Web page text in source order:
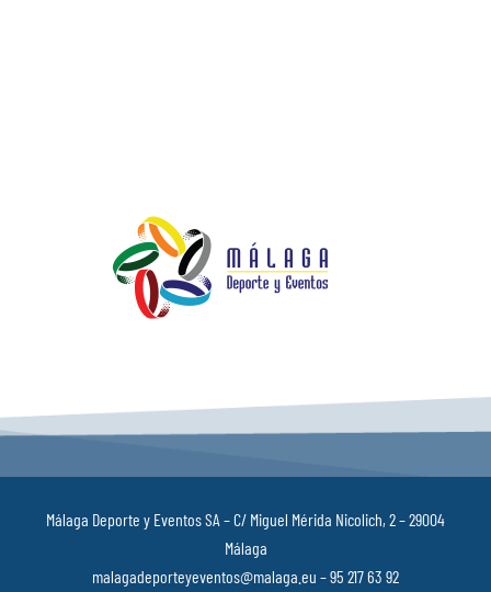
Málaga Deporte y Eventos SA – C/ Miguel Mérida Nicolich, 2 – 29004
Málaga
malagadeporteyeventos@malaga.eu – 95 217 63 92